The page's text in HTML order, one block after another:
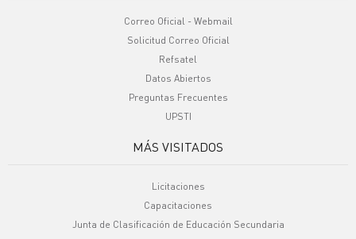
Correo Oficial - Webmail
Solicitud Correo Oficial
Refsatel
Datos Abiertos
Preguntas Frecuentes
UPSTI
MÁS VISITADOS
Licitaciones
Capacitaciones
Junta de Clasificación de Educación Secundaria